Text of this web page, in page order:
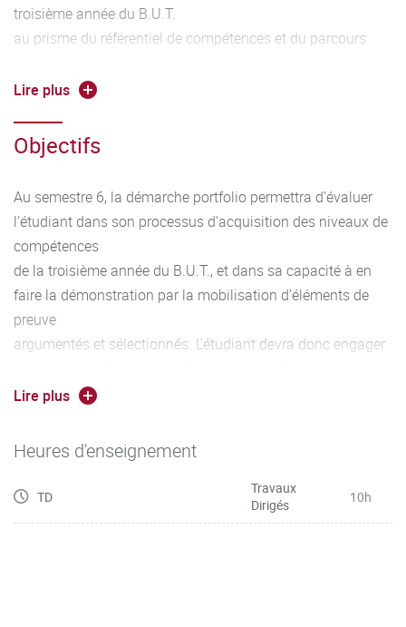
troisième année du B.U.T.
au prisme du référentiel de compétences et du parcours
distanciée
Lire plus
Objectifs
Au semestre 6, la démarche portfolio permettra d’évaluer
l’étudiant dans son processus d’acquisition des niveaux de
compétences
de la troisième année du B.U.T., et dans sa capacité à en
faire la démonstration par la mobilisation d’éléments de
preuve
argumentés et sélectionnés. L’étudiant devra donc engager
cohérence avec
compétences ciblés, tout en s’appuyant sur l’ensemble des
en situation proposées dans le cadre des SAÉ de troisième
Lire plus
Heures d'enseignement
TD
Travaux
Dirigés
10h